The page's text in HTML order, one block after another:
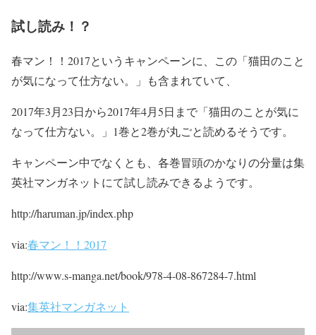
試し読み！？
春マン！！2017というキャンペーンに、この 「猫田のこと
が気になって仕方ない。」も含まれていて、
2017年3月23日から2017年4月5日まで 「猫田のことが気に
なって仕方ない。」1巻と2巻が丸ごと読めるそうです。
キャンペーン中でなくとも、各巻冒頭のかなりの分量は集
英社マンガネットにて試し読みできるようです。
http://haruman.jp/index.php
via:春マン！！2017
http://www.s-manga.net/book/978-4-08-867284-7.html
via:集英社マンガネット